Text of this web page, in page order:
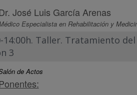
José Luis García Arenas
Especialista en Rehabilitación y
14:00h. Taller. Tratamiento
3
de Actos